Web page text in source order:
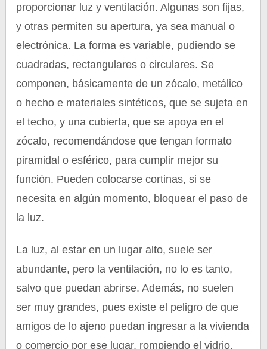
proporcionar luz y ventilación. Algunas son fijas,
y otras permiten su apertura, ya sea manual o
electrónica. La forma es variable, pudiendo se
cuadradas, rectangulares o circulares. Se
componen, básicamente de un zócalo, metálico
o hecho e materiales sintéticos, que se sujeta en
el techo, y una cubierta, que se apoya en el
zócalo, recomendándose que tengan formato
piramidal o esférico, para cumplir mejor su
función. Pueden colocarse cortinas, si se
necesita en algún momento, bloquear el paso de
la luz.
La luz, al estar en un lugar alto, suele ser
abundante, pero la ventilación, no lo es tanto,
salvo que puedan abrirse. Además, no suelen
ser muy grandes, pues existe el peligro de que
amigos de lo ajeno puedan ingresar a la vivienda
o comercio por ese lugar, rompiendo el vidrio.